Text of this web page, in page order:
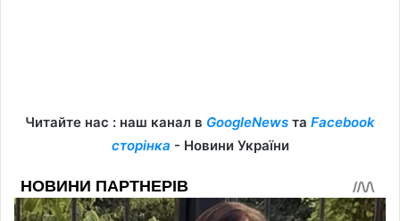
Читайте нас : наш канал в GoogleNews та Facebook
сторінка - Новини України